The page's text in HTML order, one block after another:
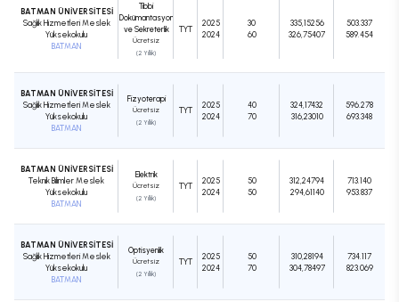
BATMAN ÜNİVERSİTESİ
Sağlık Hizmetleri Meslek
Yüksekokulu
BATMAN
Tıbbi
Dokümantasyon
ve Sekreterlik
Ücretsiz
(2 Yıllık)
TYT
2025
2024
30
60
335,15256
326,75407
503.337
589.454
BATMAN ÜNİVERSİTESİ
Sağlık Hizmetleri Meslek
Yüksekokulu
BATMAN
Fizyoterapi
Ücretsiz
(2 Yıllık)
TYT
2025
2024
40
70
324,17432
316,23010
596.278
693.348
BATMAN ÜNİVERSİTESİ
Teknik Bilimler Meslek
Yüksekokulu
BATMAN
Elektrik
Ücretsiz
(2 Yıllık)
TYT
2025
2024
50
50
312,24794
294,61140
713.140
953.837
BATMAN ÜNİVERSİTESİ
Sağlık Hizmetleri Meslek
Yüksekokulu
BATMAN
Optisyenlik
Ücretsiz
(2 Yıllık)
TYT
2025
2024
50
70
310,28194
304,78497
734.117
823.069